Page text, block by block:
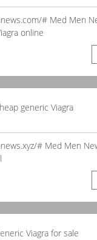
# Med Men
online
generic Viagra
# Med Men
Viagra for sale